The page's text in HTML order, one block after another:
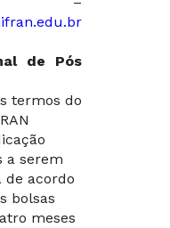
de Pós
termos do
a serem
de acordo
bolsas
meses